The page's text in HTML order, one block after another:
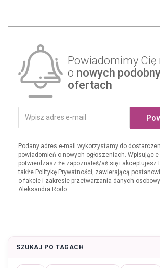
Powiadomimy Cię
o nowych
ofertach
Podany adres e-mail wykorzystamy do
powiadomień o nowych ogłoszeniach. Wpisując
potwierdzasz że zapoznałeś/aś się i akceptujesz
także Politykę Prywatności, zawierającą
o fakcie i zakresie przetwarzania danych
Aleksandra Rodo.
SZUKAJ PO TAGACH